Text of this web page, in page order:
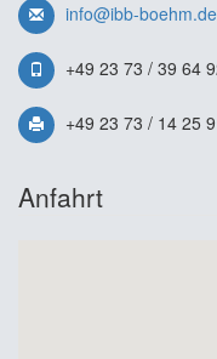
info@ibb-boehm.de
+49 23 73 / 39 64
+49 23 73 / 14 25 9
Anfahrt